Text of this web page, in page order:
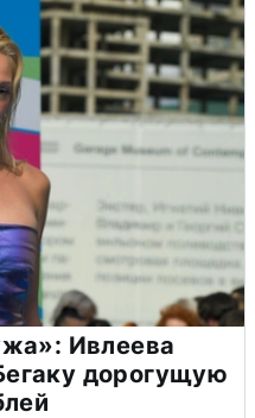
Ивлеева
дорогущую